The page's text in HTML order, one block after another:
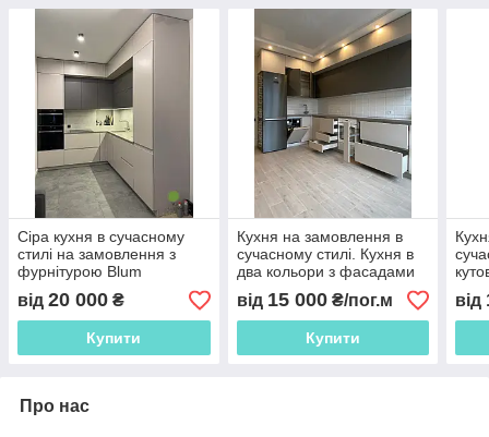
Сіра кухня в сучасному
стилі на замовлення з
фурнітурою Blum
від 20 000 ₴
Купити
Кухня на замовлення в
сучасному стилі. Кухня в
два кольори з фасадами
мдф Кухня модель 2021
року
від 15 000₴/пог.м
Купити
року
від
Про нас